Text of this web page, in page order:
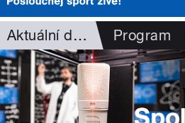
Aktuální dění Program